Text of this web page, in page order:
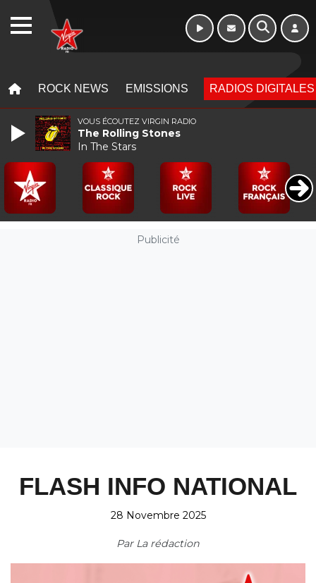
ROCK NEWS EMISSIONS RADIOS DIGITALES
Publicité
FLASH INFO NATIONAL
28 Novembre 2025
Par La rédaction
VOUS ÉCOUTEZ VIRGIN RADIO
The Rolling Stones
In The Stars
WEBRADIO